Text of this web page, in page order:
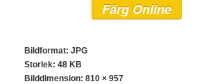
Färg Online
Bildformat: JPG
Storlek: 48 KB
Bilddimension: 810 × 957